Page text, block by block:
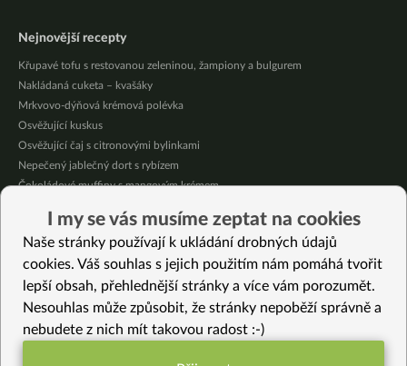
Nejnovější recepty
Křupavé tofu s restovanou zeleninou, žampiony a bulgurem
Nakládaná cuketa – kvašáky
Mrkvovo-dýňová krémová polévka
Osvěžující kuskus
Osvěžující čaj s citronovými bylinkami
Nepečený jablečný dort s rybízem
Čokoládové muffiny s mangovým krémem
Krémová zeleninová polévka s koprem a vločkami
Celozrnná rýže basmati se zeleninou
Vybrané recepty
Letní koláč s fíky a ostružinami
I my se vás musíme zeptat na cookies
Naše stránky používají k ukládání drobných údajů
cookies. Váš souhlas s jejich použitím nám pomáhá tvořit
lepší obsah, přehlednější stránky a více vám porozumět.
Nesouhlas může způsobit, že stránky nepoběží správně a
nebudete z nich mít takovou radost :-)